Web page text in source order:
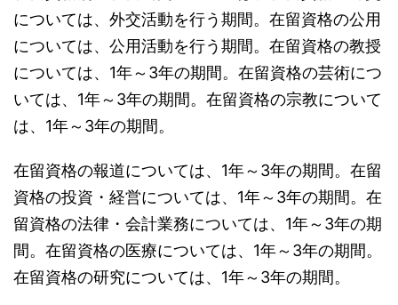
については、外交活動を行う期間。在留資格の公用
については、公用活動を行う期間。在留資格の教授
については、1年～3年の期間。在留資格の芸術につ
いては、1年～3年の期間。在留資格の宗教について
は、1年～3年の期間。
在留資格の報道については、1年～3年の期間。在留
資格の投資・経営については、1年～3年の期間。在
留資格の法律・会計業務については、1年～3年の期
間。在留資格の医療については、1年～3年の期間。
在留資格の研究については、1年～3年の期間。